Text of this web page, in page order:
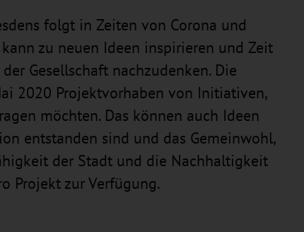
folgt in Zeiten von Corona und
zu neuen Ideen inspirieren und Zeit
Gesellschaft nachzudenken. Die
2020 Projektvorhaben von Initiativen,
möchten. Das können auch Ideen
entstanden sind und das Gemeinwohl,
der Stadt und die Nachhaltigkeit
Projekt zur Verfügung.